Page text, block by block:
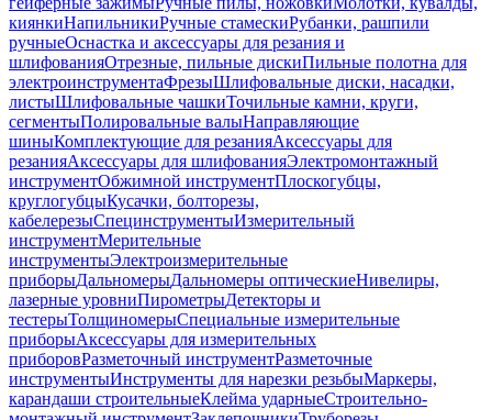
киянкиНапильникиРучные стамескиРубанки, рашпили
ручныеОснастка и аксессуары для резания и
шлифованияОтрезные, пильные дискиПильные полотна для
электроинструментаФрезыШлифовальные диски, насадки,
листыШлифовальные чашкиТочильные камни, круги,
сегментыПолировальные валыНаправляющие
шиныКомплектующие для резанияАксессуары для
резанияАксессуары для шлифованияЭлектромонтажный
инструментОбжимной инструментПлоскогубцы,
круглогубцыКусачки, болторезы,
кабелерезыСпецинструментыИзмерительный
инструментМерительные
инструментыЭлектроизмерительные
приборыДальномерыДальномеры оптическиеНивелиры,
лазерные уровниПирометрыДетекторы и
тестерыТолщиномерыСпециальные измерительные
приборыАксессуары для измерительных
приборовРазметочный инструментРазметочные
инструментыИнструменты для нарезки резьбыМаркеры,
карандаши строительныеКлейма ударныеСтроительно-